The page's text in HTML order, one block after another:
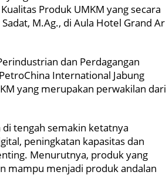
Produk UMKM yang secara
M.Ag., di Aula Hotel Grand Ar
dan Perdagangan
International Jabung
yang merupakan perwakilan dari
tengah semakin ketatnya
peningkatan kapasitas dan
Menurutnya, produk yang
mampu menjadi produk andalan